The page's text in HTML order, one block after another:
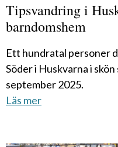
Tipsvandring i
barndomshem
Ett hundratal personer
Söder i Huskvarna i
september 2025.
Läs mer